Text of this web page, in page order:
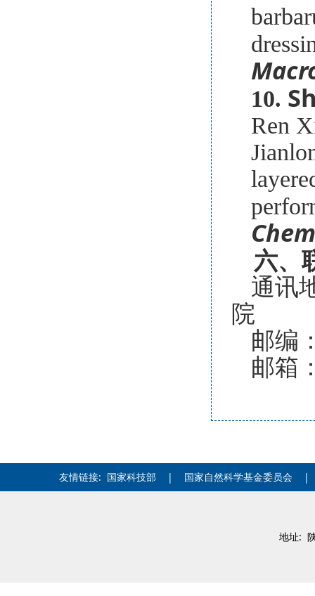
10.
Ren
六、
通讯
院
邮编
邮箱
友情链接: 国家科技部 | 国家自然科学基金委员会
地址: